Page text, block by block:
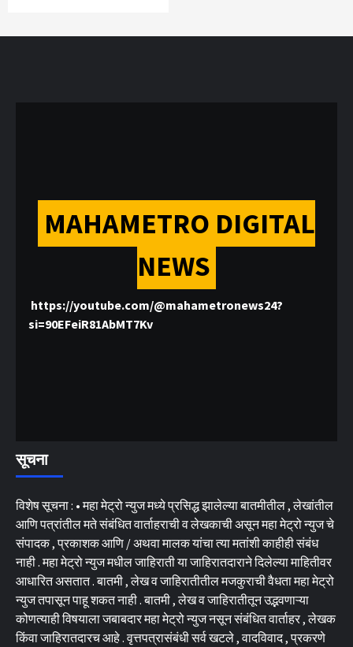
MAHAMETRO DIGITAL
NEWS
https://youtube.com/@mahametronews24?
si=90EFeiR81AbMT7Kv
सूचना
विशेष सूचना : • महा मेट्रो न्युज मध्ये प्रसिद्ध झालेल्या बातमीतील , लेखांतील
आणि पत्रांतील मते संबंधित वार्ताहराची व लेखकाची असून महा मेट्रो न्युज चे
संपादक , प्रकाशक आणि / अथवा मालक यांचा त्या मतांशी काहीही संबंध
नाही . महा मेट्रो न्युज मधील जाहिराती या जाहिरातदाराने दिलेल्या माहितीवर
आधारित असतात . बातमी , लेख व जाहिरातीतील मजकुराची वैधता महा मेट्रो
न्युज तपासून पाहू शकत नाही . बातमी , लेख व जाहिरातीतून उद्भवणाऱ्या
कोणत्याही विषयाला जबाबदार महा मेट्रो न्युज नसून संबंधित वार्ताहर , लेखक
किंवा जाहिरातदारच आहे . वृत्तपत्रासंबंधी सर्व खटले , वादविवाद , प्रकरणे